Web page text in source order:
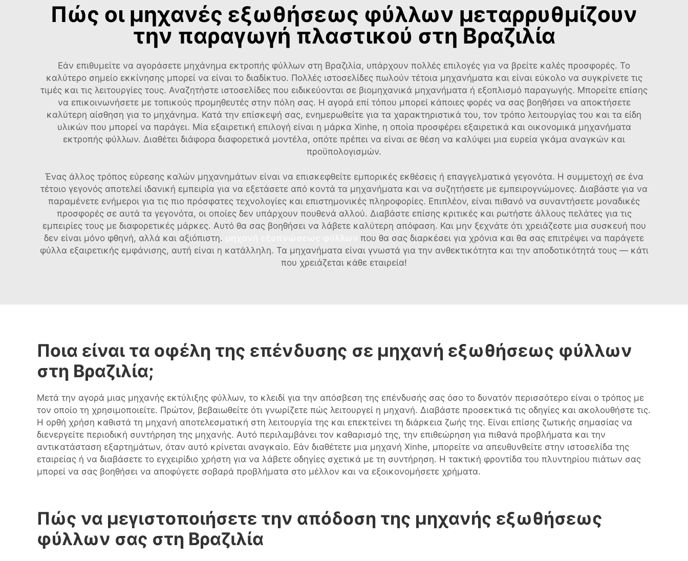
Πώς οι μηχανές εξωθήσεως φύλλων μεταρρυθμίζουν
την παραγωγή πλαστικού στη Βραζιλία
Εάν επιθυμείτε να αγοράσετε μηχάνημα εκτροπής φύλλων στη Βραζιλία, υπάρχουν πολλές επιλογές για να βρείτε καλές προσφορές. Το
καλύτερο σημείο εκκίνησης μπορεί να είναι το διαδίκτυο. Πολλές ιστοσελίδες πωλούν τέτοια μηχανήματα και είναι εύκολο να συγκρίνετε τις
τιμές και τις λειτουργίες τους. Αναζητήστε ιστοσελίδες που ειδικεύονται σε βιομηχανικά μηχανήματα ή εξοπλισμό παραγωγής. Μπορείτε επίσης
να επικοινωνήσετε με τοπικούς προμηθευτές στην πόλη σας. Η αγορά επί τόπου μπορεί κάποιες φορές να σας βοηθήσει να αποκτήσετε
καλύτερη αίσθηση για το μηχάνημα. Κατά την επίσκεψή σας, ενημερωθείτε για τα χαρακτηριστικά του, τον τρόπο λειτουργίας του και τα είδη
υλικών που μπορεί να παράγει. Μία εξαιρετική επιλογή είναι η μάρκα Xinhe, η οποία προσφέρει εξαιρετικά και οικονομικά μηχανήματα
εκτροπής φύλλων. Διαθέτει διάφορα διαφορετικά μοντέλα, οπότε πρέπει να είναι σε θέση να καλύψει μια ευρεία γκάμα αναγκών και
προϋπολογισμών.
Ένας άλλος τρόπος εύρεσης καλών μηχανημάτων είναι να επισκεφθείτε εμπορικές εκθέσεις ή επαγγελματικά γεγονότα. Η συμμετοχή σε ένα
τέτοιο γεγονός αποτελεί ιδανική εμπειρία για να εξετάσετε από κοντά τα μηχανήματα και να συζητήσετε με εμπειρογνώμονες. Διαβάστε για να
παραμένετε ενήμεροι για τις πιο πρόσφατες τεχνολογίες και επιστημονικές πληροφορίες. Επιπλέον, είναι πιθανό να συναντήσετε μοναδικές
προσφορές σε αυτά τα γεγονότα, οι οποίες δεν υπάρχουν πουθενά αλλού. Διαβάστε επίσης κριτικές και ρωτήστε άλλους πελάτες για τις
εμπειρίες τους με διαφορετικές μάρκες. Αυτό θα σας βοηθήσει να λάβετε καλύτερη απόφαση. Και μην ξεχνάτε ότι χρειάζεστε μια συσκευή που
δεν είναι μόνο φθηνή, αλλά και αξιόπιστη.
που θα σας διαρκέσει για χρόνια και θα σας επιτρέψει να παράγετε
φύλλα εξαιρετικής εμφάνισης, αυτή είναι η κατάλληλη. Τα μηχανήματα είναι γνωστά για την ανθεκτικότητα και την αποδοτικότητά τους — κάτι
που χρειάζεται κάθε εταιρεία!
Ποια είναι τα οφέλη της επένδυσης σε μηχανή εξωθήσεως φύλλων
στη Βραζιλία;
Μετά την αγορά μιας μηχανής εκτύλιξης φύλλων, το κλειδί για την απόσβεση της επένδυσής σας όσο το δυνατόν περισσότερο είναι ο τρόπος με
τον οποίο τη χρησιμοποιείτε. Πρώτον, βεβαιωθείτε ότι γνωρίζετε πώς λειτουργεί η μηχανή. Διαβάστε προσεκτικά τις οδηγίες και ακολουθήστε τις.
Η ορθή χρήση καθιστά τη μηχανή αποτελεσματική στη λειτουργία της και επεκτείνει τη διάρκεια ζωής της. Είναι επίσης ζωτικής σημασίας να
διενεργείτε περιοδική συντήρηση της μηχανής. Αυτό περιλαμβάνει τον καθαρισμό της, την επιθεώρηση για πιθανά προβλήματα και την
αντικατάσταση εξαρτημάτων, όταν αυτό κρίνεται αναγκαίο. Εάν διαθέτετε μια μηχανή Xinhe, μπορείτε να απευθυνθείτε στην ιστοσελίδα της
εταιρείας ή να διαβάσετε το εγχειρίδιο χρήστη για να λάβετε οδηγίες σχετικά με τη συντήρηση. Η τακτική φροντίδα του πλυντηρίου πιάτων σας
μπορεί να σας βοηθήσει να αποφύγετε σοβαρά προβλήματα στο μέλλον και να εξοικονομήσετε χρήματα.
Πώς να μεγιστοποιήσετε την απόδοση της μηχανής εξωθήσεως
φύλλων σας στη Βραζιλία